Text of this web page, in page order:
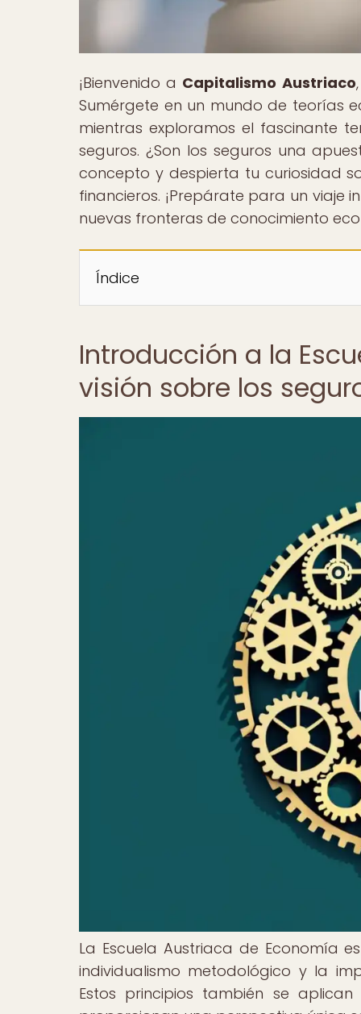
¡Bienvenido a Capitalismo Austriaco
Sumérgete en un mundo de teorías
mientras exploramos el fascinante
seguros. ¿Son los seguros una
concepto y despierta tu curiosidad
financieros. ¡Prepárate para un
nuevas fronteras de conocimiento
Índice
Introducción a la
visión sobre los
La Escuela Austriaca de Economía
individualismo metodológico y la
Estos principios también se